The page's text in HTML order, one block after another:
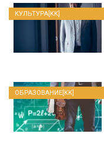
КУЛЬТУРА[KK]
ОБРАЗОВАНИЕ[KK]